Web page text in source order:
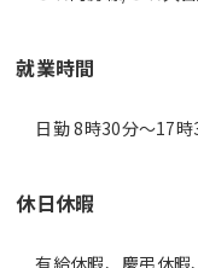
就業時間
日勤 8時30分〜17時
休日休暇
有給休暇、慶弔休暇